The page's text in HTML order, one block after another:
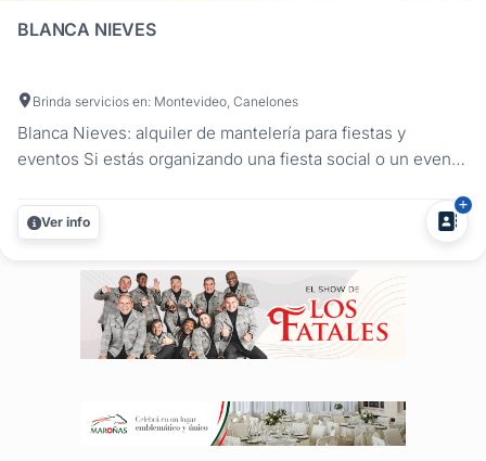
BLANCA NIEVES
Brinda servicios en: Montevideo, Canelones
Blanca Nieves: alquiler de mantelería para fiestas y
eventos Si estás organizando una fiesta social o un evento
de mantelería para eventos desde 1982. Con una larga
trayectoria, garantizamos calidad y presentación impecable
Ver info